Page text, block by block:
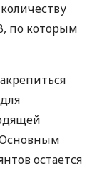
по которым
остается